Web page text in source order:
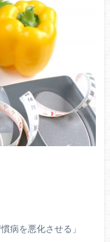
病を悪化させる」